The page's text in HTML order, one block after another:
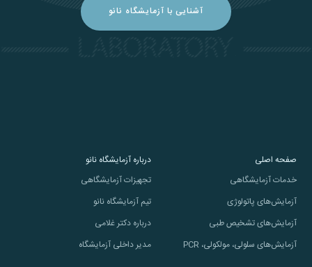
آشنایی با آزمایشگاه نانو
صفحه اصلی
خدمات آزمایشگاهی
آزمایش‌های پاتولوژی
آزمایش‌های تشخیص طبی
آزمایش‌های سلولی، مولکولی، PCR
درباره آزمایشگاه نانو
تجهیزات آزمایشگاهی
تیم آزمایشگاه نانو
درباره دکتر غلامی
مدیر داخلی آزمایشگاه